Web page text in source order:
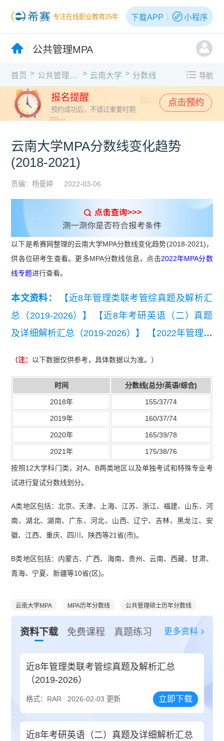
专注在线职业教育25年 下载APP 小程序
公共管理MPA
首页 > 公共管理MPA > 云南大学 > 分数线 导航
报名提醒
预约成功后，不错过重要时期
点击预约
云南大学MPA分数线变化趋势
(2018-2021)
责编：杨曼婷 2022-03-06
以下是希赛网整理的云南大学MPA分数线变化趋势(2018-2021)，
供各位研考生查看。更多MPA分数线信息，点击2022年MPA分数
线专题进行查看。
本文资料：
【近8年管理类联考管综真题及解析汇
总（2019-2026）】
【近8年考研英语（二）真题
及详细解析汇总（2019-2026）】
【2022年管理联
（注： 以下数据仅供参考，具体数据以为准。）
时间 分数线(总分/英语/综合)
2018年 155/37/74
2019年 160/37/74
2020年 165/39/78
2021年 175/38/76
按照12大学科门类，对A、B两类地区以及单独考试和特殊专业考
试进行复试分数线划分。
A类地区包括：北京、天津、上海、江苏、浙江、福建、山东、河
南、湖北、湖南、广东、河北、山西、辽宁、吉林、黑龙江、安
徽、江西、重庆、四川、陕西等21省(市)。
B类地区包括：内蒙古、广西、海南、贵州、云南、西藏、甘肃、
青海、宁夏、新疆等10省(区)。
云南大学MPA MPA历年分数线 公共管理硕士历年分数线
资料下载 免费课程 真题练习 更多资料
近8年管理类联考管综真题及解析汇总
（2019-2026）
格式：RAR 2026-02-03 更新 立即下载
近8年考研英语（二）真题及详细解析汇总